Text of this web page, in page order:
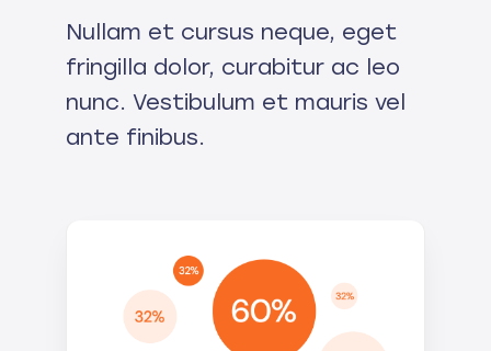
Nullam et cursus neque, eget
fringilla dolor, curabitur ac leo
nunc. Vestibulum et mauris vel
ante finibus.